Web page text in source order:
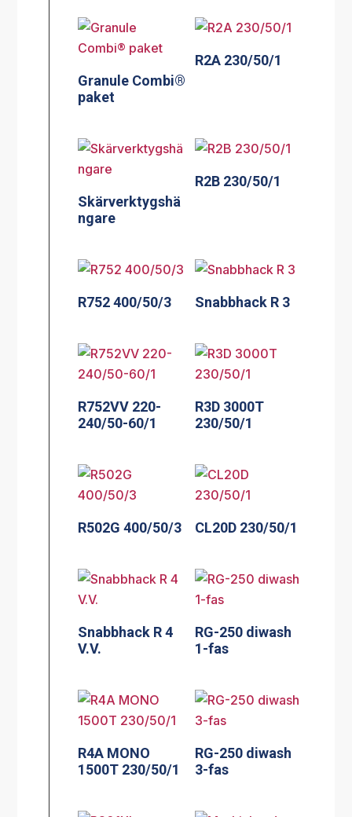
Granule Combi®
paket
R2A 230/50/1
Skärverktygshä
ngare
R2B 230/50/1
R752 400/50/3 Snabbhack R 3
R752VV 220-
240/50-60/1
R3D 3000T
230/50/1
R502G 400/50/3 CL20D 230/50/1
Snabbhack R 4
V.V.
RG-250 diwash
1-fas
R4A MONO
1500T 230/50/1
RG-250 diwash
3-fas